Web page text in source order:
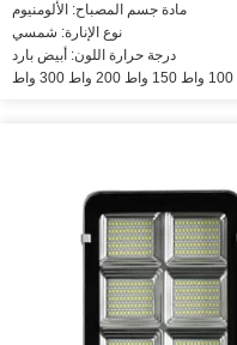
مادة جسم المصباح: الألومنيوم
نوع الإنارة: شمسي
درجة حرارة اللون: أبيض بارد